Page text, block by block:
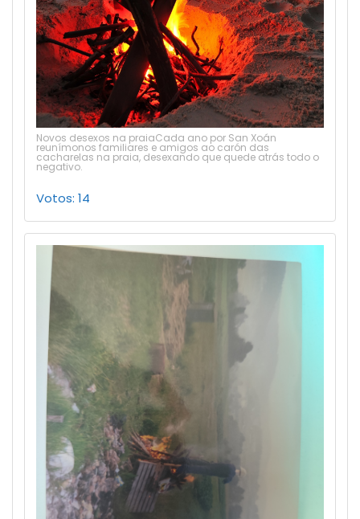
Novos desexos na praiaCada ano por San Xoán
reunímonos familiares e amigos ao carón das
cacharelas na praia, desexando que quede atrás todo o
negativo.
Votos: 14